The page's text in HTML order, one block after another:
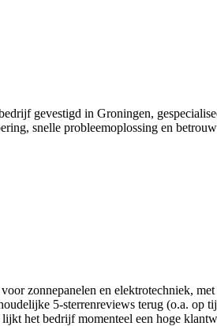
gevestigd in Groningen,
snelle probleemoplossing en
zonnepanelen en elektrotechniek,
5-sterrenreviews terug (o.a. op
het bedrijf momenteel een hoge